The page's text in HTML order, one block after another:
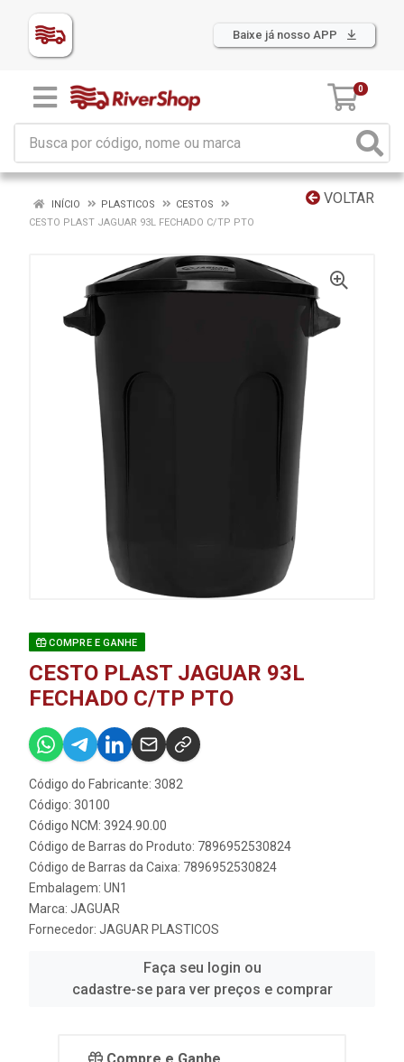
Baixe já nosso APP
0
VOLTAR
INÍCIO PLASTICOS
CESTOS
CESTO PLAST JAGUAR 93L FECHADO C/TP PTO
COMPRE E GANHE
CESTO PLAST JAGUAR 93L
FECHADO C/TP PTO
Código do Fabricante: 3082
Código: 30100
Código NCM: 3924.90.00
Código de Barras do Produto: 7896952530824
Código de Barras da Caixa: 7896952530824
Embalagem: UN1
Marca: JAGUAR
Fornecedor: JAGUAR PLASTICOS
Faça seu login ou
cadastre-se para ver preços e comprar